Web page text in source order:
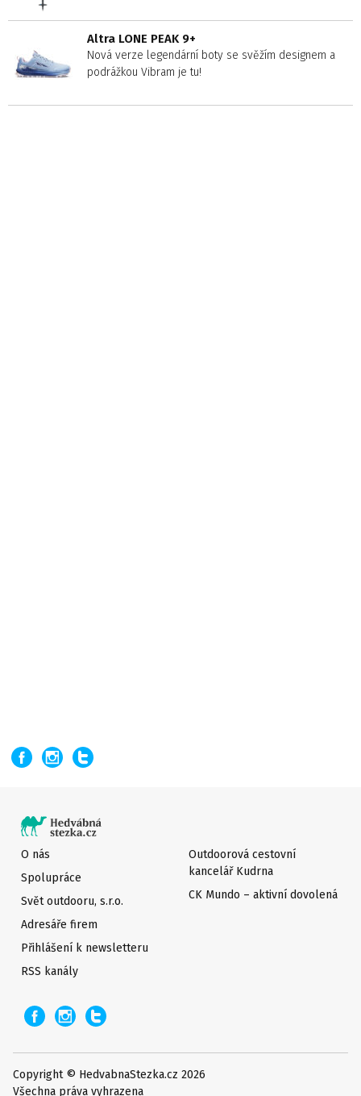
Altra LONE PEAK 9+
Nová verze legendární boty se svěžím designem a
podrážkou Vibram je tu!
O nás
Spolupráce
Svět outdooru, s.r.o.
Adresáře firem
Přihlášení k newsletteru
Outdoorová cestovní
kancelář Kudrna
CK Mundo – aktivní dovolená
RSS kanály
Copyright © HedvabnaStezka.cz 2026
Všechna práva vyhrazena